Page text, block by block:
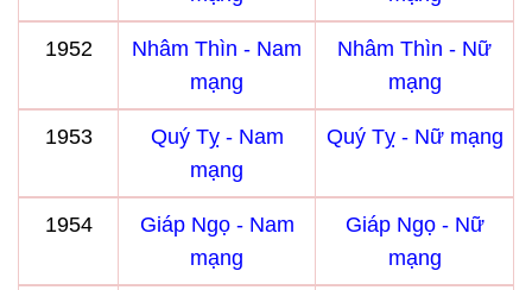
1952
Nhâm Thìn - Nam
mạng
Nhâm Thìn - Nữ
mạng
1953
Quý Tỵ - Nam
mạng
Quý Tỵ - Nữ mạng
1954
Giáp Ngọ - Nam
mạng
Giáp Ngọ - Nữ
mạng